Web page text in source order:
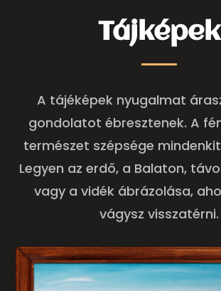
Tájképek
A tájéképek nyugalmat
gondolatot ébresztenek. A
természet szépsége
Legyen az erdő, a Balaton,
vagy a vidék ábrázolása,
vágysz visszatérni.